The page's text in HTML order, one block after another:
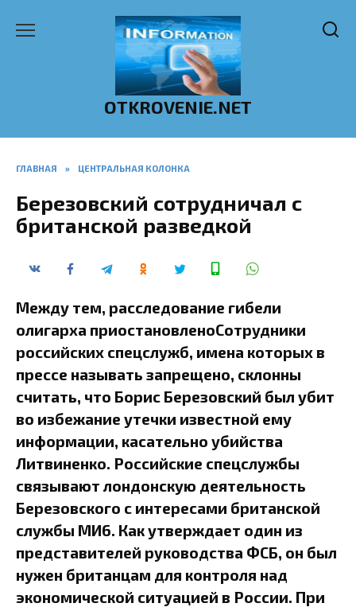
OTKROVENIE.NET
ГЛАВНАЯ » ЦЕНТРАЛЬНАЯ КОЛОНКА
Березовский сотрудничал с
британской разведкой
Между тем, расследование гибели
олигарха приостановленоСотрудники
российских спецслужб, имена которых в
прессе называть запрещено, склонны
считать, что Борис Березовский был убит
во избежание утечки известной ему
информации, касательно убийства
Литвиненко. Российские спецслужбы
связывают лондонскую деятельность
Березовского с интересами британской
службы МИ6. Как утверждает один из
представителей руководства ФСБ, он был
нужен британцам для контроля над
экономической ситуацией в России. При